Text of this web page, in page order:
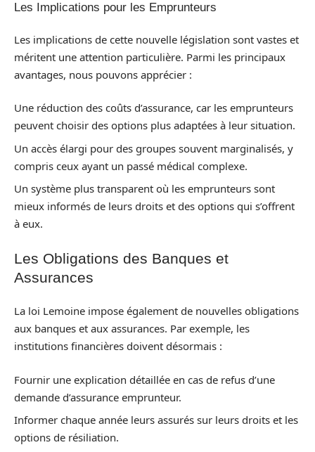
Les Implications pour les Emprunteurs
Les implications de cette nouvelle législation sont vastes et
méritent une attention particulière. Parmi les principaux
avantages, nous pouvons apprécier :
Une réduction des coûts d’assurance, car les emprunteurs
peuvent choisir des options plus adaptées à leur situation.
Un accès élargi pour des groupes souvent marginalisés, y
compris ceux ayant un passé médical complexe.
Un système plus transparent où les emprunteurs sont
mieux informés de leurs droits et des options qui s’offrent
à eux.
Les Obligations des Banques et
Assurances
La loi Lemoine impose également de nouvelles obligations
aux banques et aux assurances. Par exemple, les
institutions financières doivent désormais :
Fournir une explication détaillée en cas de refus d’une
demande d’assurance emprunteur.
Informer chaque année leurs assurés sur leurs droits et les
options de résiliation.